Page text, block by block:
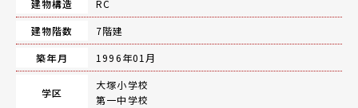
建物構造
RC
建物階数
7階建
築年月
1996年01月
学区
大塚小学校
第一中学校